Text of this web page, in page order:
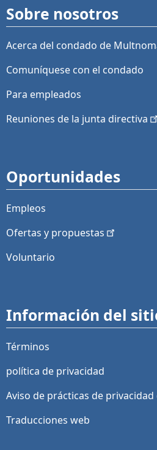
Sobre nosotros
Acerca del condado de
Comuníquese con el condado
Para empleados
Reuniones de la junta directiva
Oportunidades
Empleos
Ofertas y propuestas
Voluntario
Información del
Términos
política de privacidad
Aviso de prácticas de privacidad
Traducciones web